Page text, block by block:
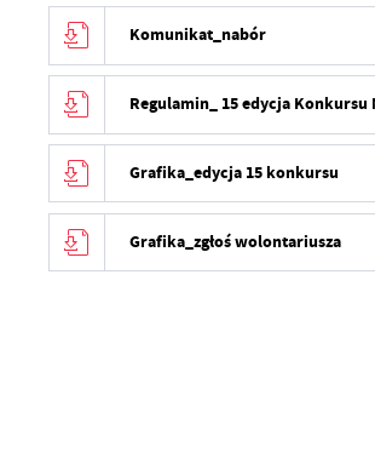
Komunikat_nabór
Regulamin_ 15 edycja
Grafika_edycja 15 konkursu
Grafika_zgłoś wolontariusza